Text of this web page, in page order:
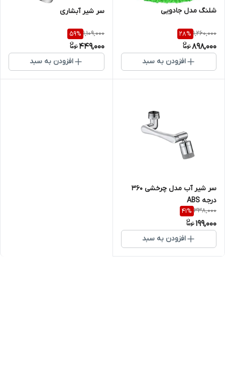
شلنگ مدل جادویی
1,260,000
28%
898,000
افزودن به سبد
سر شیر آبشاری
1,109,000
59%
449,000
افزودن به سبد
سر شیر آب مدل چرخشی 360
درجه ABS
338,000
41%
199,000
افزودن به سبد